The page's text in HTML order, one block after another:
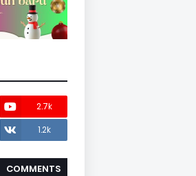
2.7k
1.2k
COMMENTS